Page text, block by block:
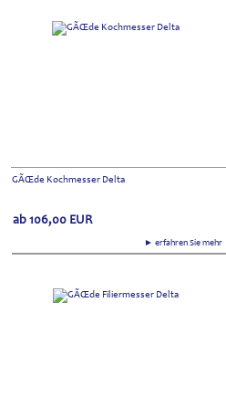
GÃŒde Kochmesser Delta
► erfahren Sie
ab 106,00 EUR